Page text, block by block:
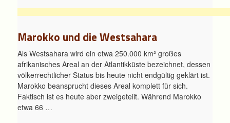
Marokko und die Westsahara
Als Westsahara wird ein etwa 250.000 km² großes
afrikanisches Areal an der Atlantikküste bezeichnet, dessen
völkerrechtlicher Status bis heute nicht endgültig geklärt ist.
Marokko beansprucht dieses Areal komplett für sich.
Faktisch ist es heute aber zweigeteilt. Während Marokko
etwa 66 …